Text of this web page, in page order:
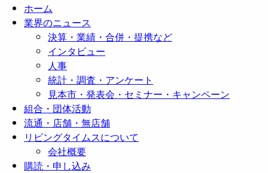
ホーム
業界のニュース
決算・業績・合併・提携など
インタビュー
人事
統計・調査・アンケート
見本市・発表会・セミナー・キャンペーン
組合・団体活動
流通・店舗・無店舗
リビングタイムスについて
会社概要
購読・申し込み